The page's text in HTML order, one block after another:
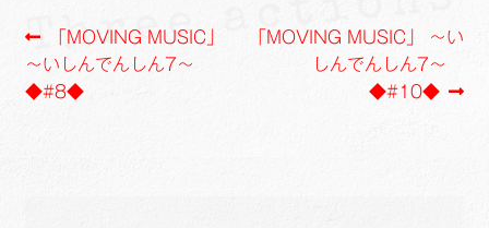
o
k
n
k
投
稿
前
の
投
「MOVING MUSIC」
～いしんでんしん7～
◆#8◆
次
「MOVING MUSIC」 ～い
しんでんしん7～
◆#10◆